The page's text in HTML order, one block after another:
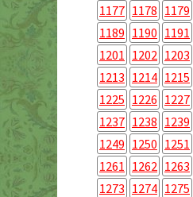
1177 1178 1179
1189 1190 1191
1201 1202 1203
1213 1214 1215
1225 1226 1227
1237 1238 1239
1249 1250 1251
1261 1262 1263
1273 1274 1275